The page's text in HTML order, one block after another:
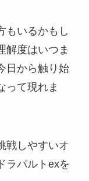
もいるかもし
解度はいつま
日から触り始
って現れま
戦しやすいオ
ラパルトexを